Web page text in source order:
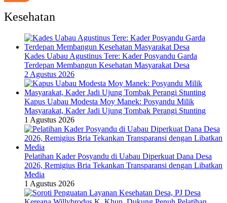
Kesehatan
Kades Uabau Agustinus Tere: Kader Posyandu Garda
Terdepan Membangun Kesehatan Masyarakat Desa
2 Agustus 2026
Kapus Uabau Modesta Moy Manek: Posyandu Milik
Masyarakat, Kader Jadi Ujung Tombak Perangi Stunting
1 Agustus 2026
Pelatihan Kader Posyandu di Uabau Diperkuat Dana Desa
2026, Remigius Bria Tekankan Transparansi dengan Libatkan
Media
1 Agustus 2026